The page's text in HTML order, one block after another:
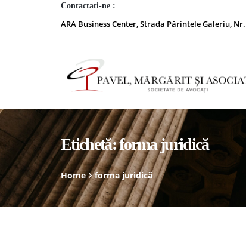
Contactati-ne :
ARA Business Center, Strada Părintele Galeriu,
Etichetă:forma juridică
Home forma juridică